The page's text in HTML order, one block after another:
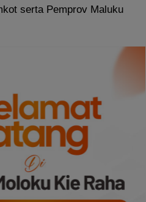
serta Pemprov Maluku